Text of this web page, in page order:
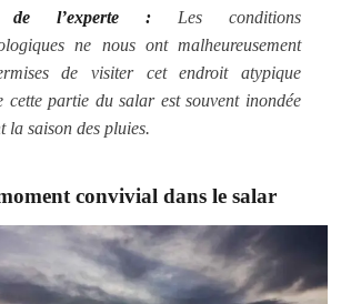
de l’experte : Les conditions
ne nous ont malheureusement
de visiter cet endroit atypique
cette partie du salar est souvent inondée
la saison des pluies.
convivial dans le salar